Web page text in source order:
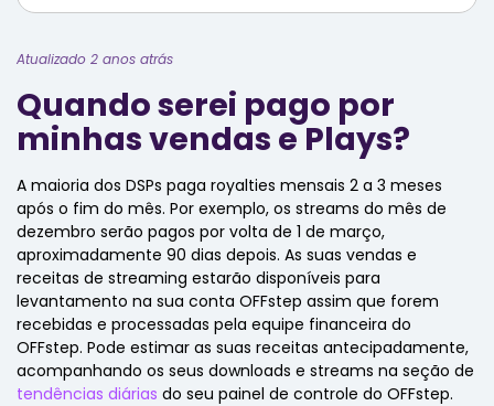
Atualizado 2 anos atrás
Quando serei pago por
minhas vendas e Plays?
A maioria dos DSPs paga royalties mensais 2 a 3 meses
após o fim do mês. Por exemplo, os streams do mês de
dezembro serão pagos por volta de 1 de março,
aproximadamente 90 dias depois. As suas vendas e
receitas de streaming estarão disponíveis para
levantamento na sua conta OFFstep assim que forem
recebidas e processadas pela equipe financeira do
OFFstep. Pode estimar as suas receitas antecipadamente,
acompanhando os seus downloads e streams na seção de
tendências diárias do seu painel de controle do OFFstep.